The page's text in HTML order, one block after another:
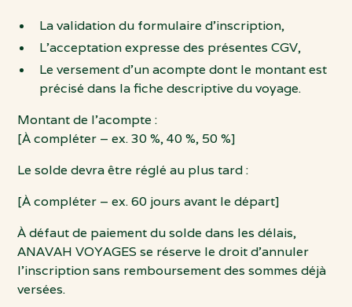
La validation du formulaire d’inscription,
L’acceptation expresse des présentes CGV,
Le versement d’un acompte dont le montant est
précisé dans la fiche descriptive du voyage.
Montant de l’acompte :
[À compléter – ex. 30 %, 40 %, 50 %]
Le solde devra être réglé au plus tard :
[À compléter – ex. 60 jours avant le départ]
À défaut de paiement du solde dans les délais,
ANAVAH VOYAGES se réserve le droit d’annuler
l’inscription sans remboursement des sommes déjà
versées.